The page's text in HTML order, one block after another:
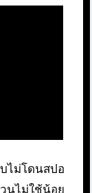
ไม่โดนสปอ
นไม่ใช้น้อย